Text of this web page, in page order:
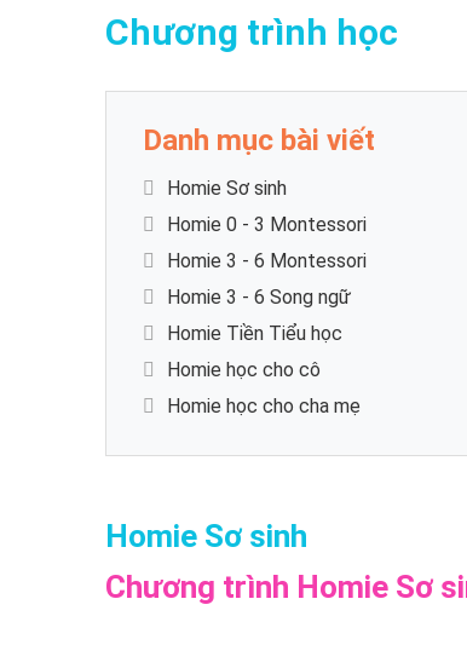
Chương trình học
Danh mục bài viết
Homie Sơ sinh
Homie 0 - 3 Montessori
Homie 3 - 6 Montessori
Homie 3 - 6 Song ngữ
Homie Tiền Tiểu học
Homie học cho cô
Homie học cho cha mẹ
Homie Sơ sinh
Chương trình Homie Sơ